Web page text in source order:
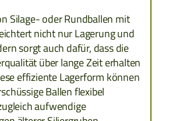
Silage- oder Rundballen mit
nicht nur Lagerung und
sorgt auch dafür, dass die
über lange Zeit erhalten
effiziente Lagerform können
Ballen flexibel
aufwendige